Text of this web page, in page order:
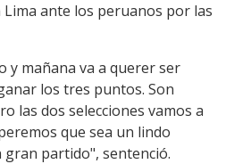
ante los peruanos por las
y mañana va a querer ser
los tres puntos. Son
las dos selecciones vamos a
que sea un lindo
gran partido", sentenció.